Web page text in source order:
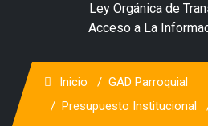
Ley Orgánica de
Acceso a La
Inicio
GAD Parroquial
Presupuesto Institucional